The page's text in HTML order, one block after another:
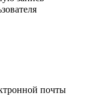
почты